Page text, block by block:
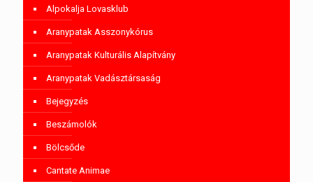
Alpokalja Lovasklub
Aranypatak Asszonykórus
Aranypatak Kulturális Alapítvány
Aranypatak Vadásztársaság
Bejegyzés
Beszámolók
Bölcsőde
Cantate Animae